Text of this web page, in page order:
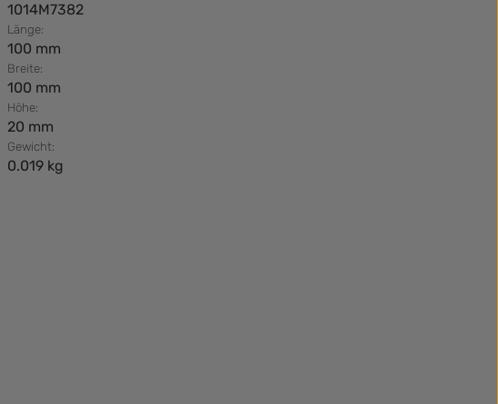
1014M7382
Länge:
100 mm
Breite:
100 mm
Höhe:
20 mm
Gewicht:
0.019 kg